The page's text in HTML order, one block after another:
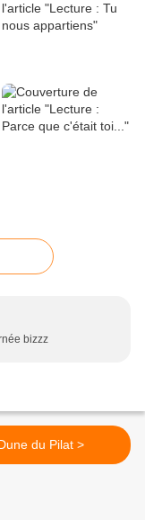
bizzz
Dune du Pilat >